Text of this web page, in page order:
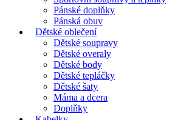
Pánské doplňky
Pánská obuv
Dětské oblečení
Dětské soupravy
Dětské overaly
Dětské body
Dětské tepláčky
Dětské šaty
Máma a dcera
Doplňky